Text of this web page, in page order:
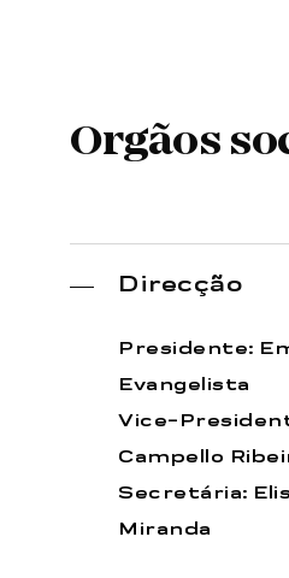
Orgãos
Direcção
Presidente:
Evangelista
Vice-
Campello
Secretária:
Miranda